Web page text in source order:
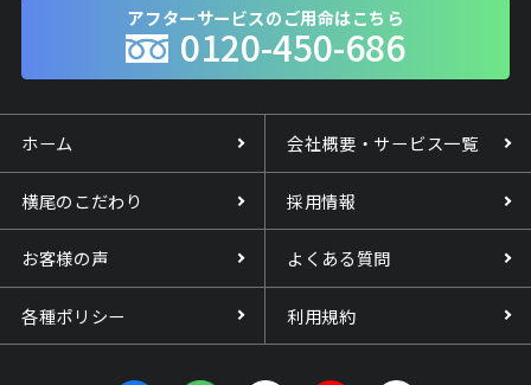
アフターサービスのご用命はこちら
0120-450-686
ホーム 会社概要・サービス一覧
横尾のこだわり 採用情報
お客様の声 よくある質問
各種ポリシー 利用規約